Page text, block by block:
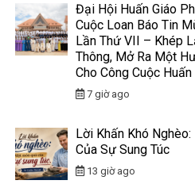
Đại Hội Huấn Giáo
Cuộc Loan Báo Tin
Lần Thứ VII – Khép
Thông, Mở Ra Một
Cho Công Cuộc
7 giờ ago
Lời Khấn Khó
Của Sự Sung Túc
13 giờ ago